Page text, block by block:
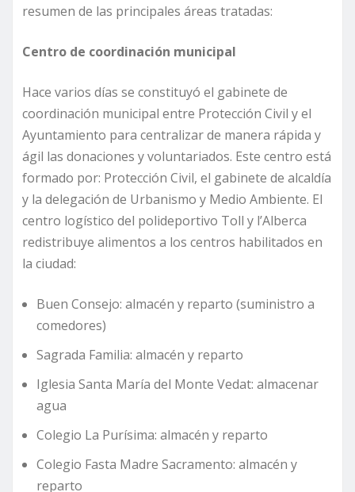
resumen de las principales áreas tratadas:
Centro de coordinación municipal
Hace varios días se constituyó el gabinete de
coordinación municipal entre Protección Civil y el
Ayuntamiento para centralizar de manera rápida y
ágil las donaciones y voluntariados. Este centro está
formado por: Protección Civil, el gabinete de alcaldía
y la delegación de Urbanismo y Medio Ambiente. El
centro logístico del polideportivo Toll y l’Alberca
redistribuye alimentos a los centros habilitados en
la ciudad:
Buen Consejo: almacén y reparto (suministro a
comedores)
Sagrada Familia: almacén y reparto
Iglesia Santa María del Monte Vedat: almacenar
agua
Colegio La Purísima: almacén y reparto
Colegio Fasta Madre Sacramento: almacén y
reparto